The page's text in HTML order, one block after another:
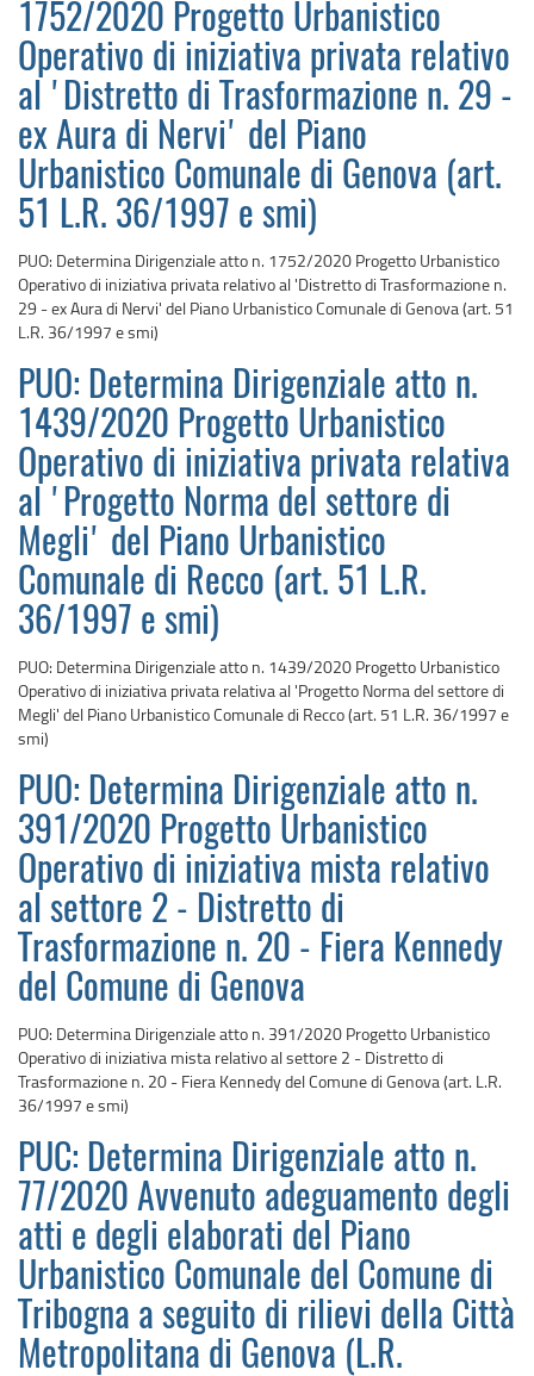
1752/2020 Progetto Urbanistico
Operativo di iniziativa privata relativo
al 'Distretto di Trasformazione n. 29 -
ex Aura di Nervi' del Piano
Urbanistico Comunale di Genova (art.
51 L.R. 36/1997 e smi)
PUO: Determina Dirigenziale atto n. 1752/2020 Progetto Urbanistico
Operativo di iniziativa privata relativo al 'Distretto di Trasformazione n.
29 - ex Aura di Nervi' del Piano Urbanistico Comunale di Genova (art. 51
L.R. 36/1997 e smi)
PUO: Determina Dirigenziale atto n.
1439/2020 Progetto Urbanistico
Operativo di iniziativa privata relativa
al 'Progetto Norma del settore di
Megli' del Piano Urbanistico
Comunale di Recco (art. 51 L.R.
36/1997 e smi)
PUO: Determina Dirigenziale atto n. 1439/2020 Progetto Urbanistico
Operativo di iniziativa privata relativa al 'Progetto Norma del settore di
Megli' del Piano Urbanistico Comunale di Recco (art. 51 L.R. 36/1997 e
smi)
PUO: Determina Dirigenziale atto n.
391/2020 Progetto Urbanistico
Operativo di iniziativa mista relativo
al settore 2 - Distretto di
Trasformazione n. 20 - Fiera Kennedy
del Comune di Genova
PUO: Determina Dirigenziale atto n. 391/2020 Progetto Urbanistico
Operativo di iniziativa mista relativo al settore 2 - Distretto di
Trasformazione n. 20 - Fiera Kennedy del Comune di Genova (art. L.R.
36/1997 e smi)
PUC: Determina Dirigenziale atto n.
77/2020 Avvenuto adeguamento degli
atti e degli elaborati del Piano
Urbanistico Comunale del Comune di
Tribogna a seguito di rilievi della Città
Metropolitana di Genova (L.R.